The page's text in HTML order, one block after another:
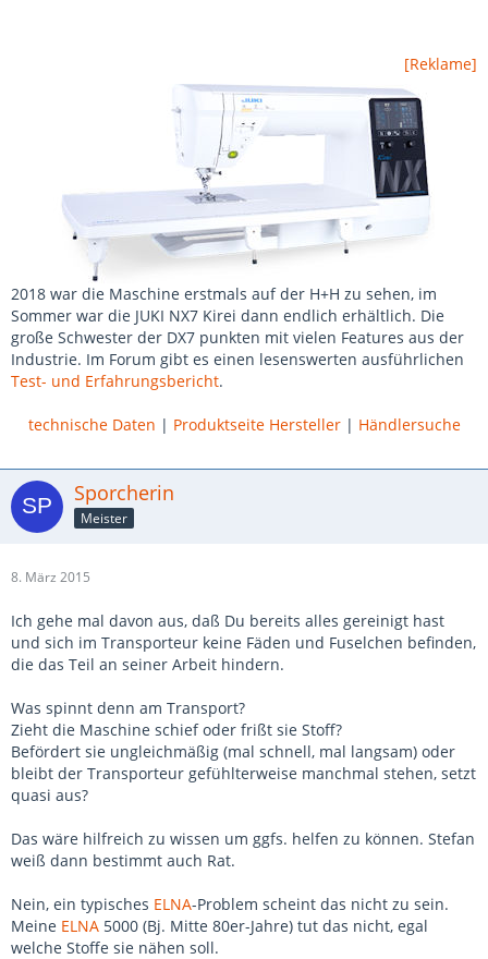
[Reklame]
2018 war die Maschine erstmals auf der H+H zu sehen, im
Sommer war die JUKI NX7 Kirei dann endlich erhältlich. Die
große Schwester der DX7 punkten mit vielen Features aus der
Industrie. Im Forum gibt es einen lesenswerten ausführlichen
Test- und Erfahrungsbericht.
technische Daten | Produktseite Hersteller| Händlersuche
Sporcherin
Meister
8. März 2015
Ich gehe mal davon aus, daß Du bereits alles gereinigt hast
und sich im Transporteur keine Fäden und Fuselchen befinden,
die das Teil an seiner Arbeit hindern.
Was spinnt denn am Transport?
Zieht die Maschine schief oder frißt sie Stoff?
Befördert sie ungleichmäßig (mal schnell, mal langsam) oder
bleibt der Transporteur gefühlterweise manchmal stehen, setzt
quasi aus?
Das wäre hilfreich zu wissen um ggfs. helfen zu können. Stefan
weiß dann bestimmt auch Rat.
Nein, ein typisches ELNA-Problem scheint das nicht zu sein.
Meine ELNA 5000 (Bj. Mitte 80er-Jahre) tut das nicht, egal
welche Stoffe sie nähen soll.